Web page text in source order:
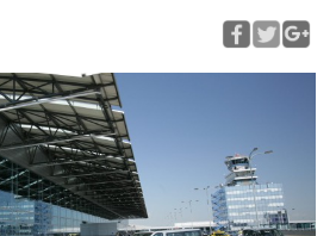
Expedice
Pro piloty
Série & speciály
Letecká videa